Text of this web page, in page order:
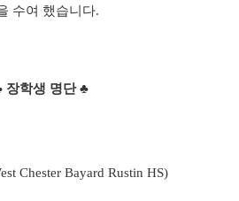
수여 했습니다.
장학생 명단 ♣
Chester Bayard Rustin HS)